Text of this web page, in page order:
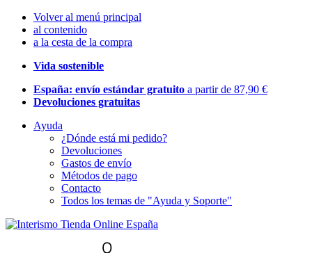
Volver al menú principal
al contenido
a la cesta de la compra
Vida sostenible
España: envío estándar gratuito a partir de 87,90 €
Devoluciones gratuitas
Ayuda
¿Dónde está mi pedido?
Devoluciones
Gastos de envío
Métodos de pago
Contacto
Todos los temas de "Ayuda y Soporte"